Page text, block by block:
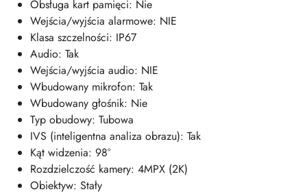
Obsługa kart pamięci: Nie
Wejścia/wyjścia alarmowe: NIE
Klasa szczelności: IP67
Audio: Tak
Wejścia/wyjścia audio: NIE
Wbudowany mikrofon: Tak
Wbudowany głośnik: Nie
Typ obudowy: Tubowa
IVS (inteligentna analiza obrazu): Tak
Kąt widzenia: 98°
Rozdzielczość kamery: 4MPX (2K)
Obiektyw: Stały